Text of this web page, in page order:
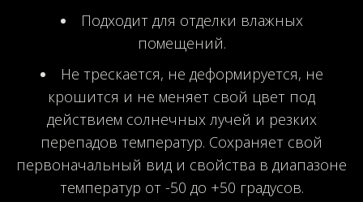
Подходит для отделки влажных
помещений.
Не трескается, не деформируется, не
крошится и не меняет свой цвет под
действием солнечных лучей и резких
перепадов температур. Сохраняет свой
первоначальный вид и свойства в диапазоне
температур от -50 до +50 градусов.